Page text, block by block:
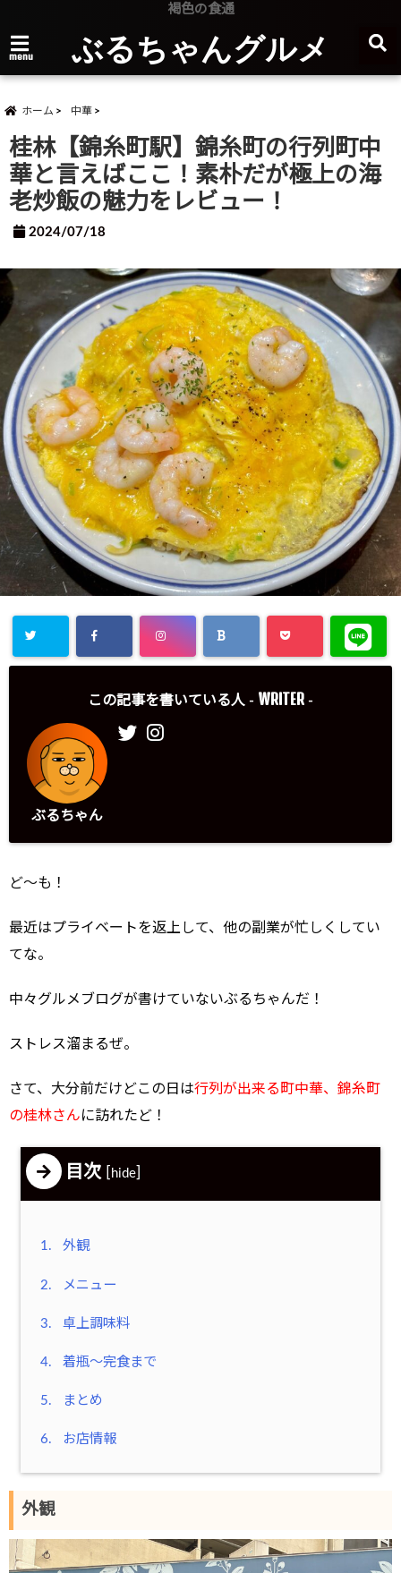
褐色の食通
menu ぶるちゃんグルメ
ホーム 中華
桂林【錦糸町駅】錦糸町の行列町中
華と言えばここ！素朴だが極上の海
老炒飯の魅力をレビュー！
2024/07/18
この記事を書いている人 - WRITER -
ぶるちゃん
ど～も！
最近はプライベートを返上して、他の副業が忙しくしてい
てな。
中々グルメブログが書けていないぶるちゃんだ！
ストレス溜まるぜ。
さて、大分前だけどこの日は行列が出来る町中華、錦糸町
の桂林さんに訪れたど！
目次 hide
1. 外観
2. メニュー
3. 卓上調味料
4. 着瓶～完食まで
5. まとめ
6. お店情報
外観